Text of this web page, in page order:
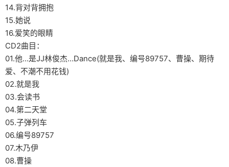
14.背对背拥抱
15.她说
16.爱笑的眼睛
CD2曲目：
01.他…是JJ林俊杰…Dance(就是我、编号89757、曹操、期待
爱、不潮不用花钱)
02.就是我
03.会读书
04.第二天堂
05.子弹列车
06.编号89757
07.木乃伊
08.曹操